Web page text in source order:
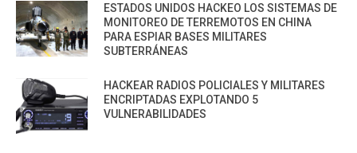
ESTADOS UNIDOS HACKEO LOS SISTEMAS DE
MONITOREO DE TERREMOTOS EN CHINA
PARA ESPIAR BASES MILITARES
SUBTERRÁNEAS
HACKEAR RADIOS POLICIALES Y MILITARES
ENCRIPTADAS EXPLOTANDO 5
VULNERABILIDADES